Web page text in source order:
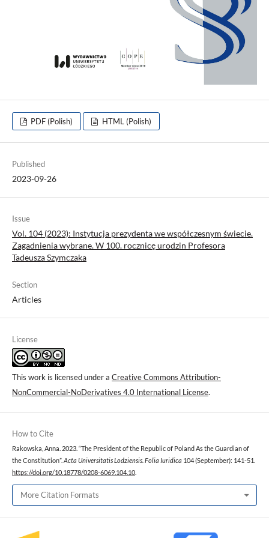
PDF (Polish) HTML (Polish)
Published
2023-09-26
Issue
Vol. 104 (2023): Instytucja prezydenta we współczesnym świecie.
Zagadnienia wybrane. W 100. rocznicę urodzin Profesora
Tadeusza Szymczaka
Section
Articles
License
This work is licensed under a Creative Commons Attribution-
NonCommercial-NoDerivatives 4.0 International License.
How to Cite
Rakowska, Anna. 2023. “The President of the Republic of Poland As the Guardian of
the Constitution”. Acta Universitatis Lodziensis. Folia Iuridica 104 (September): 141-51.
https://doi.org/10.18778/0208-6069.104.10
More Citation Formats